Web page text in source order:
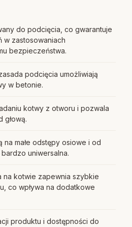
do podcięcia, co gwarantuje
w zastosowaniach
bezpieczeństwa.
podcięcia umożliwiają
w betonie.
kotwy z otworu i pozwala
głową.
małe odstępy osiowe i od
uniwersalna.
na kotwie zapewnia szybkie
co wpływa na dodatkowe
produktu i dostępności do